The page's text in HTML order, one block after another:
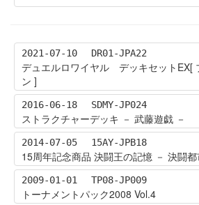
2021-07-10 DR01-JPA22
デュエルロワイヤル デッキセットEX[
ン ]
2016-06-18 SDMY-JP024
ストラクチャーデッキ － 武藤遊戯 －
2014-07-05 15AY-JPB18
15周年記念商品 決闘王の記憶 － 決闘都
2009-01-01 TP08-JP009
トーナメントパック2008 Vol.4